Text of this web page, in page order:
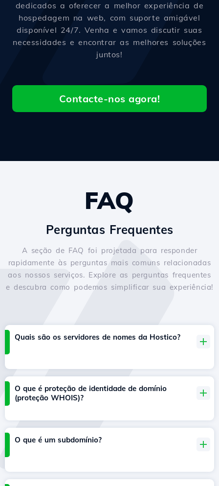
dedicados a oferecer a melhor experiência de
hospedagem na web, com suporte amigável
disponível 24/7. Venha e vamos discutir suas
necessidades e encontrar as melhores soluções
juntos!
Contacte-nos agora!
FAQ
Perguntas Frequentes
A seção de FAQ foi projetada para responder
rapidamente às perguntas mais comuns relacionadas
aos nossos serviços. Explore as perguntas frequentes
e descubra como podemos simplificar sua experiência!
Quais são os servidores de nomes da Hostico?
O que é proteção de identidade de domínio
(proteção WHOIS)?
O que é um subdomínio?